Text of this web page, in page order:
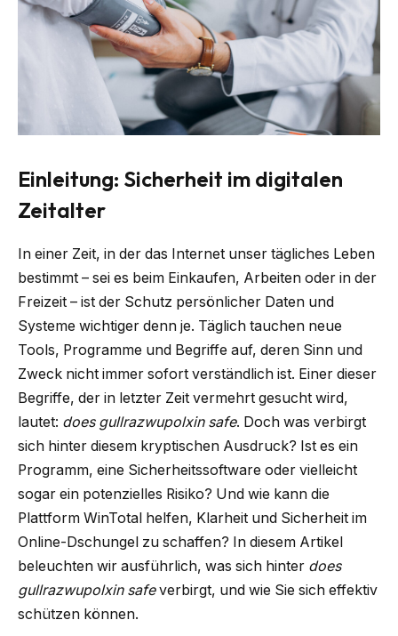
Einleitung: Sicherheit im digitalen
Zeitalter
In einer Zeit, in der das Internet unser tägliches Leben
bestimmt – sei es beim Einkaufen, Arbeiten oder in der
Freizeit – ist der Schutz persönlicher Daten und
Systeme wichtiger denn je. Täglich tauchen neue
Tools, Programme und Begriffe auf, deren Sinn und
Zweck nicht immer sofort verständlich ist. Einer dieser
Begriffe, der in letzter Zeit vermehrt gesucht wird,
lautet: does gullrazwupolxin safe. Doch was verbirgt
sich hinter diesem kryptischen Ausdruck? Ist es ein
Programm, eine Sicherheitssoftware oder vielleicht
sogar ein potenzielles Risiko? Und wie kann die
Plattform WinTotal helfen, Klarheit und Sicherheit im
Online-Dschungel zu schaffen? In diesem Artikel
beleuchten wir ausführlich, was sich hinter does
gullrazwupolxin safeverbirgt, und wie Sie sich effektiv
schützen können.